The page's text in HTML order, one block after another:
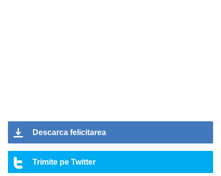
Descarca felicitarea
Trimite pe Twitter